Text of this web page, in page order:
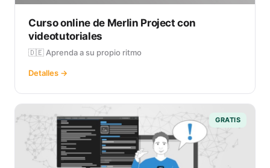
Curso online de Merlin Project con
videotutoriales
🇩🇪 Aprenda a su propio ritmo
Detalles →
GRATIS